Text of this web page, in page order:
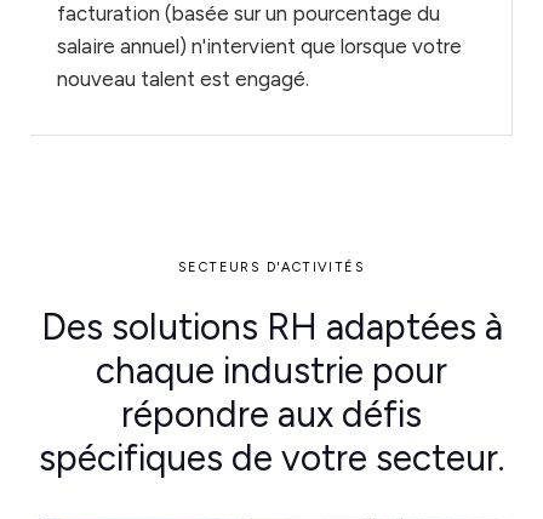
facturation (basée sur un pourcentage du
salaire annuel) n'intervient que lorsque votre
nouveau talent est engagé.
SECTEURS D'ACTIVITÉS
Des solutions RH adaptées à
chaque industrie pour
répondre aux défis
spécifiques de votre secteur.